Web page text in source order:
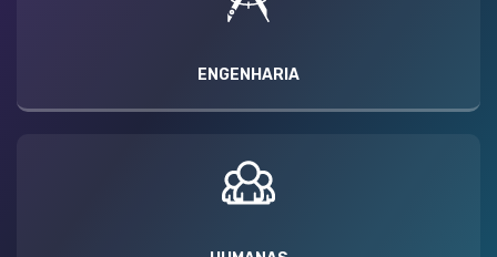
ENGENHARIA